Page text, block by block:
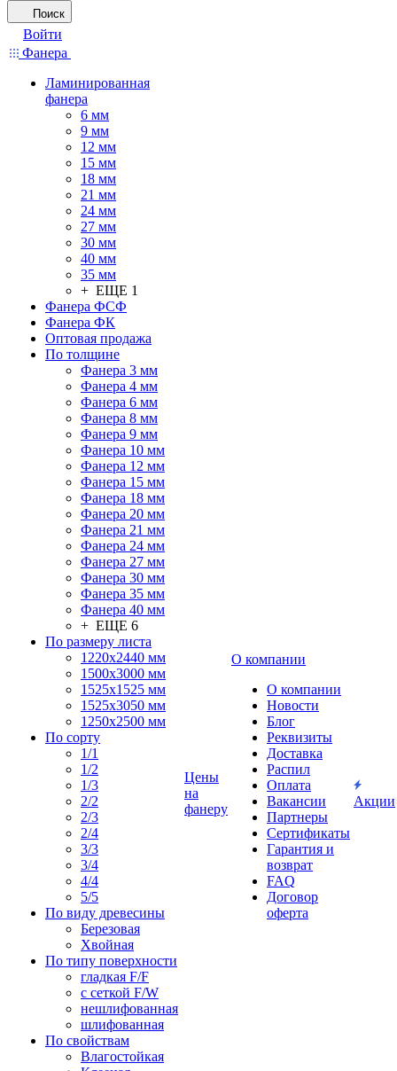
Поиск
Войти
Фанера
Ламинированная
фанера
6 мм
9 мм
12 мм
15 мм
18 мм
21 мм
24 мм
27 мм
30 мм
40 мм
35 мм
+ ЕЩЕ 1
Фанера ФСФ
Фанера ФК
Оптовая продажа
По толщине
Фанера 3 мм
Фанера 4 мм
Фанера 6 мм
Фанера 8 мм
Фанера 9 мм
Фанера 10 мм
Фанера 12 мм
Фанера 15 мм
Фанера 18 мм
Фанера 20 мм
Фанера 21 мм
Фанера 24 мм
Фанера 27 мм
Фанера 30 мм
Фанера 35 мм
Фанера 40 мм
+ ЕЩЕ 6
По размеру листа
1220х2440 мм
1500х3000 мм
1525x1525 мм
1525х3050 мм
1250х2500 мм
По сорту
1/1
1/2
1/3
2/2
2/3
2/4
3/3
3/4
4/4
5/5
По виду древесины
Березовая
Хвойная
По типу поверхности
гладкая F/F
с сеткой F/W
нешлифованная
шлифованная
По свойствам
Влагостойкая
Цены
на
фанеру
О компании
О компании
Новости
Блог
Реквизиты
Доставка
Распил
Оплата
Вакансии
Партнеры
Сертификаты
Гарантия и
возврат
FAQ
Договор
оферта
Акции